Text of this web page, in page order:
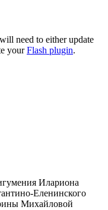
need to either update
yourFlash plugin.
Илариона
Еленинского
Михайловой